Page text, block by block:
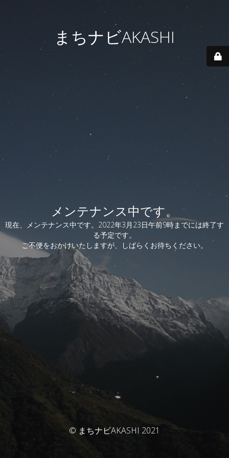
まちナビAKASHI
メンテナンス中です。
現在、メンテナンス中です。2022年3月23日午前9時までには終了す
る予定です。
ご不便をおかけいたしますが、しばらくお待ちください。
© まちナビAKASHI 2021